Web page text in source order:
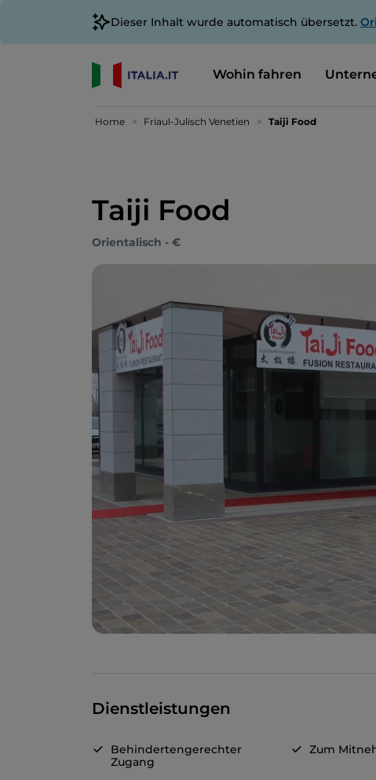
Dieser Inhalt wurde automatisch übersetzt.
Wohin fahren
Home Friaul-Julisch Venetien Taiji Food
Taiji Food
Orientalisch - €
Dienstleistungen
Behindertengerechter
Zugang
Zum